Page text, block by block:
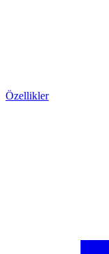
Özellikler